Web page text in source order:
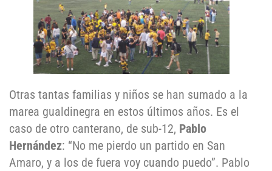
Otras tantas familias y niños se han sumado a la
marea gualdinegra en estos últimos años. Es el
caso de otro canterano, de sub-12, Pablo
Hernández: “No me pierdo un partido en San
Amaro, y a los de fuera voy cuando puedo”. Pablo